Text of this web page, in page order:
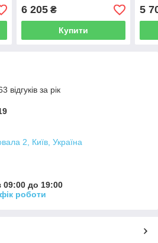
6 205₴
Купити
5
відгуків за рік
2, Київ, Україна
09:00 до 19:00
роботи